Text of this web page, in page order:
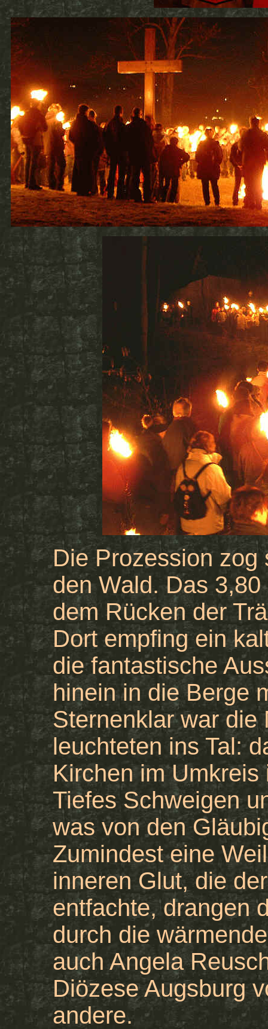
Die Prozession zog
den Wald. Das
dem Rücken der
Dort empfing ein
die fantastische
hinein in die Berge
Sternenklar war die
leuchteten ins Tal:
Kirchen im
Tiefes Schweigen
was von den
Zumindest eine
inneren Glut, die
entfachte, drangen
durch die
auch Angela
Diözese Augsburg
andere.